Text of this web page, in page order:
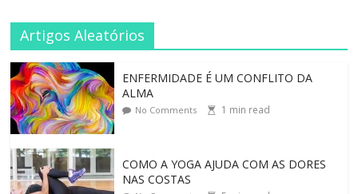
Artigos Aleatórios
ENFERMIDADE É UM CONFLITO DA
ALMA
No Comments 1 min read
COMO A YOGA AJUDA COM AS DORES
NAS COSTAS